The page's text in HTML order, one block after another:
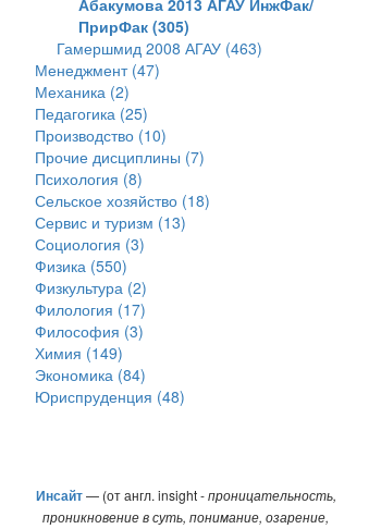
Абакумова 2013 АГАУ ИнжФак/
ПрирФак (305)
Гамершмид 2008 АГАУ (463)
Менеджмент (47)
Механика (2)
Педагогика (25)
Производство (10)
Прочие дисциплины (7)
Психология (8)
Сельское хозяйство (18)
Сервис и туризм (13)
Социология (3)
Физика (550)
Физкультура (2)
Филология (17)
Философия (3)
Химия (149)
Экономика (84)
Юриспруденция (48)
Инсайт— (от англ. insight -проницательность,
проникновение в суть, понимание, озарение,